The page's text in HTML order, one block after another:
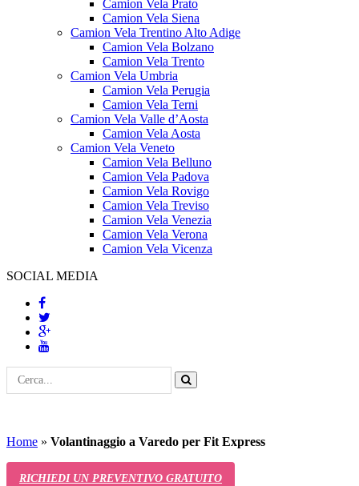
Camion Vela Prato
Camion Vela Siena
Camion Vela Trentino Alto Adige
Camion Vela Bolzano
Camion Vela Trento
Camion Vela Umbria
Camion Vela Perugia
Camion Vela Terni
Camion Vela Valle d’Aosta
Camion Vela Aosta
Camion Vela Veneto
Camion Vela Belluno
Camion Vela Padova
Camion Vela Rovigo
Camion Vela Treviso
Camion Vela Venezia
Camion Vela Verona
Camion Vela Vicenza
SOCIAL MEDIA
Home » Volantinaggio a Varedo per Fit Express
RICHIEDI UN PREVENTIVO GRATUITO